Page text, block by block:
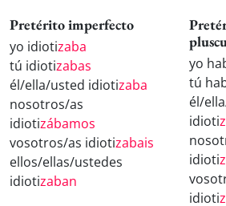
Pretérito imperfecto
yo idiotizaba
tú idiotizabas
él/ella/usted idiotizaba
nosotros/as
idiotizábamos
vosotros/as idiotizabais
ellos/ellas/ustedes
idiotizaban
yo
tú
él/
idioti
idioti
idioti